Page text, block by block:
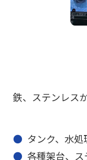
鉄、ステンレス
タンク、水
各種架台、